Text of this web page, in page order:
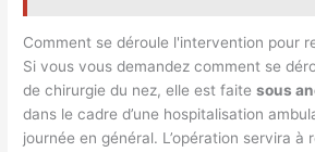
Comment se déroule l'intervention pour
Si vous vous demandez comment se
de chirurgie du nez, elle est faitesous
dans le cadre d’une hospitalisation
journée en général. L’opération servira à